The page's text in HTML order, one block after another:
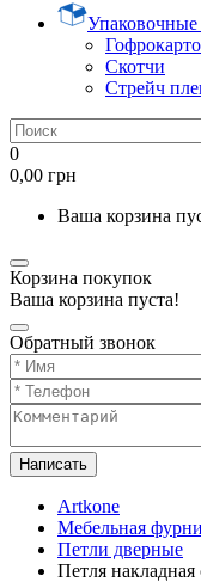
Скотчи
Стрейч
0
0,00 грн
Ваша корзина
Корзина покупок
Ваша корзина пуста!
Обратный звонок
Написать
Artkone
Мебельная
Петли дверные
Петля